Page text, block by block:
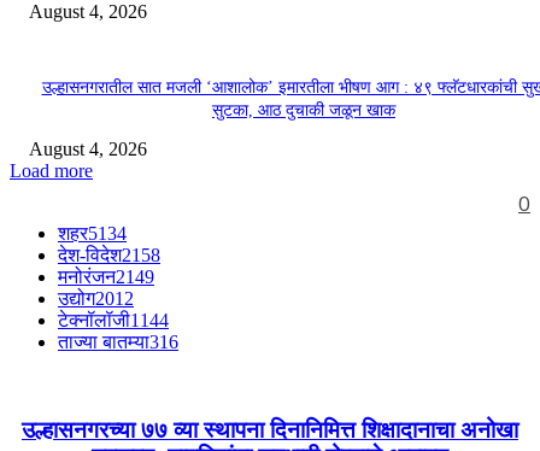
August 4, 2026
उल्हासनगरातील सात मजली ‘आशालोक’ इमारतीला भीषण आग : ४९ फ्लॅटधारकांची
सुटका, आठ दुचाकी जळून खाक
August 4, 2026
Load more
0
शहर5134
देश-विदेश2158
मनोरंजन2149
उद्योग2012
टेक्नॉलॉजी1144
ताज्या बातम्या316
उल्हासनगरच्या ७७ व्या स्थापना दिनानिमित्त शिक्षादानाचा अनोखा